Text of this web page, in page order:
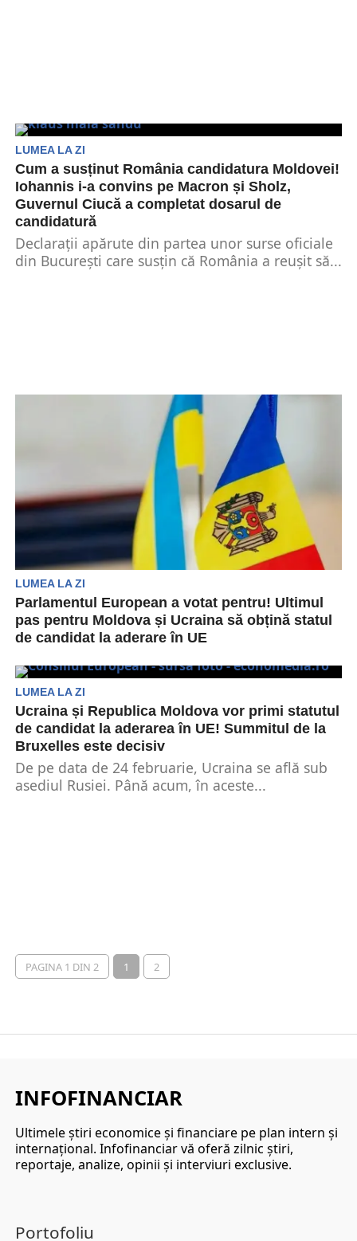
LUMEA LA ZI
Cum a susținut România candidatura Moldovei!
Iohannis i-a convins pe Macron și Sholz,
Guvernul Ciucă a completat dosarul de
candidatură
Declarații apărute din partea unor surse oficiale
din București care susțin că România a reușit să...
LUMEA LA ZI
Parlamentul European a votat pentru! Ultimul
pas pentru Moldova și Ucraina să obțină statul
de candidat la aderare în UE
Ucraina, cea mai mare dorință pe care...
LUMEA LA ZI
Ucraina și Republica Moldova vor primi statutul
de candidat la aderarea în UE! Summitul de la
Bruxelles este decisiv
De pe data de 24 februarie, Ucraina se află sub
asediul Rusiei. Până acum, în aceste...
PAGINA 1 DIN 2 1 2
INFOFINANCIAR
Ultimele ştiri economice şi financiare pe plan intern şi
internaţional. Infofinanciar vă oferă zilnic ştiri,
reportaje, analize, opinii şi interviuri exclusive.
Portofoliu